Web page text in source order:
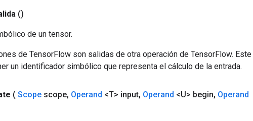
()
de un tensor.
de TensorFlow son salidas de otra operación de TensorFlow. Este
un identificador simbólico que representa el cálculo de la entrada.
( Scope scope, Operand <T> input, Operand <U> begin, Operand